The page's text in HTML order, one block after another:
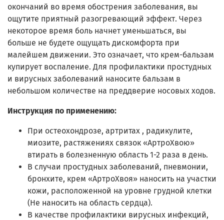
окончаний во время обострения заболевания, вы
ощутите приятный разогревающий эффект. Через
некоторое время боль начнет уменьшаться, вы
больше не будете ощущать дискомфорта при
малейшем движении. Это означает, что крем-бальзам
купирует воспаление. Для профилактики простудных
и вирусных заболеваний наносите бальзам в
небольшом количестве на преддверие носовых ходов.
Инструкция по применению:
При остеохондрозе, артритах , радикулите,
миозите, растяжениях связок «АртроХвою»
втирать в болезненную область 1-2 раза в день.
В случаи простудных заболеваний, пневмонии,
бронхите, крем «АртроХвоя» наносить на участки
кожи, расположенной на уровне грудной клетки
(Не наносить на область сердца).
В качестве профилактики вирусных инфекций,